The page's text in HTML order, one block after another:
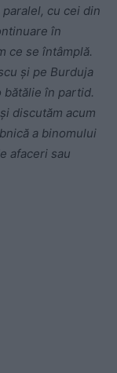
cu cei din
în
ce se întâmplă.
și pe Burduja
bătălie în partid.
discutăm acum
a binomului
afaceri sau